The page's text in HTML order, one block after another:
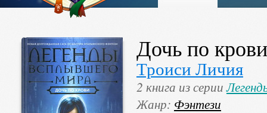
Дочь по крови
Троиси Личия
2 книга из серии
Жанр: Фэнтези